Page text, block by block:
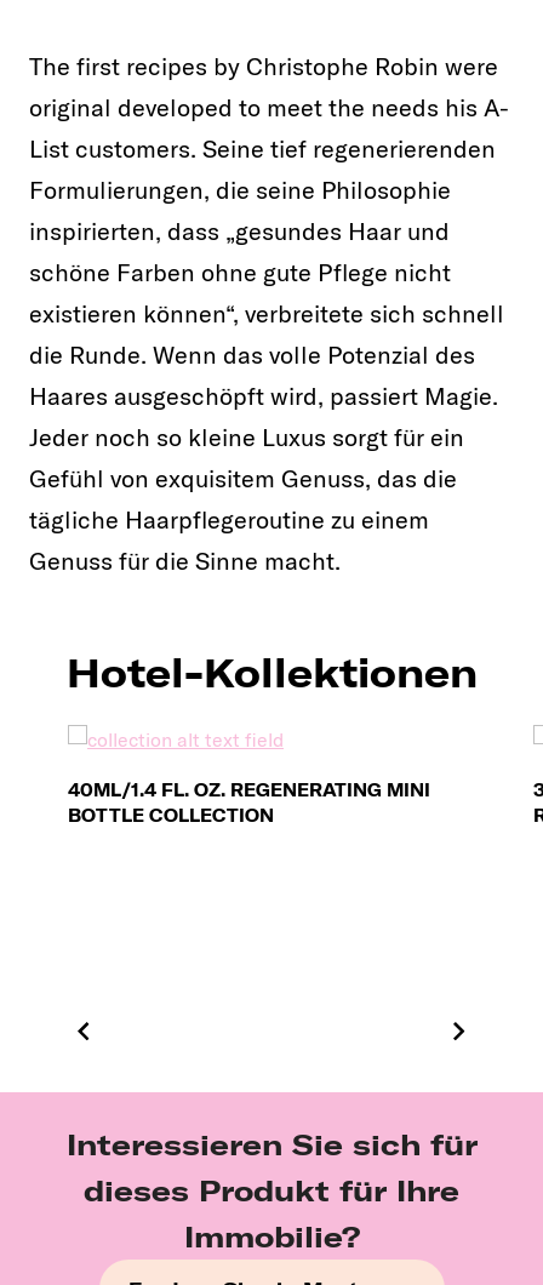
The first recipes by Christophe Robin were
original developed to meet the needs his A-
List customers. Seine tief regenerierenden
Formulierungen, die seine Philosophie
inspirierten, dass „gesundes Haar und
schöne Farben ohne gute Pflege nicht
existieren können“, verbreitete sich schnell
die Runde. Wenn das volle Potenzial des
Haares ausgeschöpft wird, passiert Magie.
Jeder noch so kleine Luxus sorgt für ein
Gefühl von exquisitem Genuss, das die
tägliche Haarpflegeroutine zu einem
Genuss für die Sinne macht.
Hotel-Kollektionen
40ML/1.4 FL. OZ. REGENERATING MINI
BOTTLE COLLECTION
Interessieren Sie sich für
dieses Produkt für Ihre
Immobilie?